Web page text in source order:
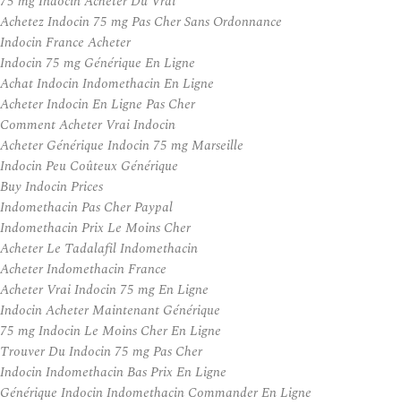
Achetez Indocin 75 mg Pas Cher Sans Ordonnance
Indocin France Acheter
Indocin 75 mg Générique En Ligne
Achat Indocin Indomethacin En Ligne
Acheter Indocin En Ligne Pas Cher
Comment Acheter Vrai Indocin
Acheter Générique Indocin 75 mg Marseille
Indocin Peu Coûteux Générique
Buy Indocin Prices
Indomethacin Pas Cher Paypal
Indomethacin Prix Le Moins Cher
Acheter Le Tadalafil Indomethacin
Acheter Indomethacin France
Acheter Vrai Indocin 75 mg En Ligne
Indocin Acheter Maintenant Générique
75 mg Indocin Le Moins Cher En Ligne
Trouver Du Indocin 75 mg Pas Cher
Indocin Indomethacin Bas Prix En Ligne
Générique Indocin Indomethacin Commander En Ligne